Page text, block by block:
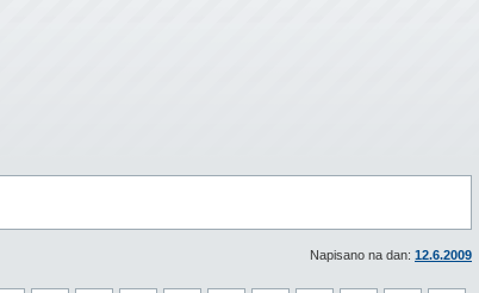
Napisano na dan: 12.6.2009